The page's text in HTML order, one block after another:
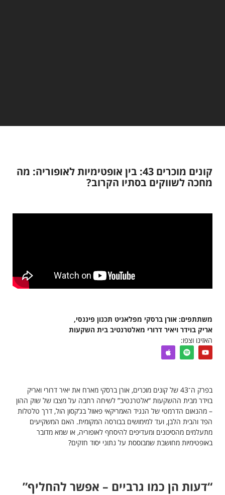
קונים מוכרים 43: בין אופטימיות לאופוריה: מה
מחכה לשווקים בסתיו הקרוב?
משתתפים: אורן ברסקי מפלאניט תכנון פיננסי,
אריק בוידר ויאיר דרורי מאלטרנטיב בית השקעות
האזינו וצפו:
בפרק ה־43 של קונים מוכרים, אורן ברסקי מארח את יאיר דרורי ואריק
בוידר מבית ההשקעות “אלטרנטיב” לשיחה רחבה על מצבו של שוק ההון
– מהנאום הדרמטי של הנגיד האמריקאי פאוול בג’קסון הול, דרך טלטלות
הפד והבית הלבן, ועד למימושים בבורסה המקומית. האם המשקיעים
מתעלמים מהסיכונים ומעדיפים להיסחף לאופוריה, או שמא מדובר
באופטימיות מחושבת שמבוססת על נתוני יסוד חזקים?
“דעות הן כמו גרביים – אפשר להחליף”